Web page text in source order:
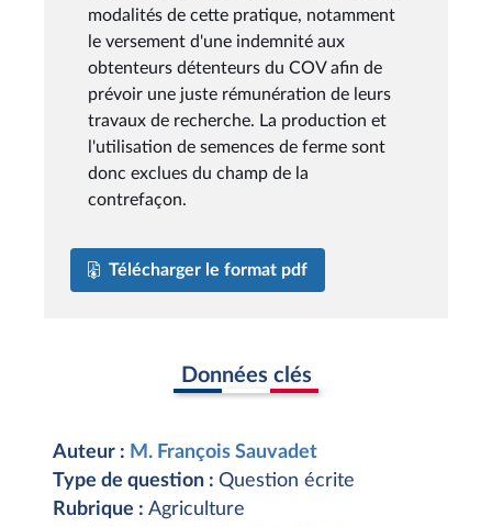
modalités de cette pratique, notamment
le versement d'une indemnité aux
obtenteurs détenteurs du COV afin de
prévoir une juste rémunération de leurs
travaux de recherche. La production et
l'utilisation de semences de ferme sont
donc exclues du champ de la
contrefaçon.
Télécharger le format pdf
Données clés
Auteur : M. François Sauvadet
Type de question : Question écrite
Rubrique : Agriculture